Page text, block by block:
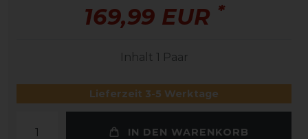
169,99 EUR *
Inhalt 1 Paar
Lieferzeit 3-5 Werktage
IN DEN WARENKORB